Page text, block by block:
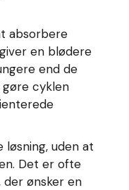
absorbere
en blødere
end de
gøre cyklen
uden at
Det er ofte
ønsker en